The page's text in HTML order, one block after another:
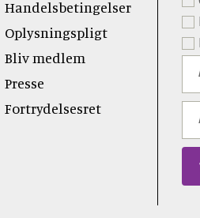
Handelsbetingelser
Oplysningspligt
Bliv medlem
Presse
Fortrydelsesret